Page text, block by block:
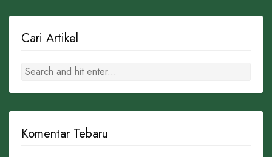
Cari Artikel
Komentar Tebaru